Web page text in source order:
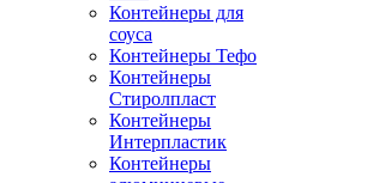
Контейнеры для
соуса
Контейнеры Тефо
Контейнеры
Стиролпласт
Контейнеры
Интерпластик
Контейнеры